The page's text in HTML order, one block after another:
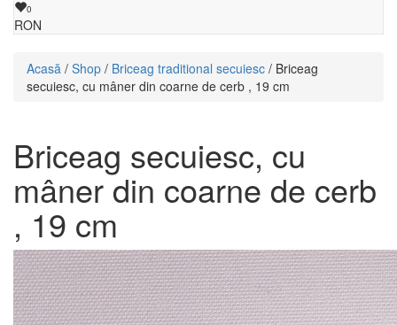
0
RON
Acasă / Shop / Briceag traditional secuiesc / Briceag
secuiesc, cu mâner din coarne de cerb , 19 cm
Briceag secuiesc, cu
mâner din coarne de cerb
, 19 cm